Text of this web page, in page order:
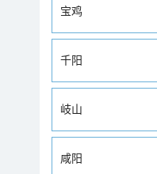
宝鸡
千阳
岐山
咸阳